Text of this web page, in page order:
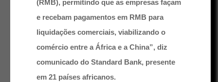
(RMB), permitindo que as empresas façam
e recebam pagamentos em RMB para
liquidações comerciais, viabilizando o
comércio entre a África e a China”, diz
comunicado do Standard Bank, presente
em 21 países africanos.